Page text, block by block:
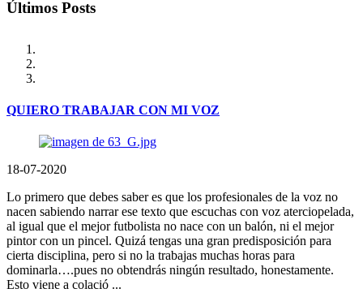
Últimos Posts
QUIERO TRABAJAR CON MI VOZ
18-07-2020
Lo primero que debes saber es que los profesionales de la voz no
nacen sabiendo narrar ese texto que escuchas con voz aterciopelada,
al igual que el mejor futbolista no nace con un balón, ni el mejor
pintor con un pincel. Quizá tengas una gran predisposición para
cierta disciplina, pero si no la trabajas muchas horas para
dominarla….pues no obtendrás ningún resultado, honestamente.
Esto viene a colació ...